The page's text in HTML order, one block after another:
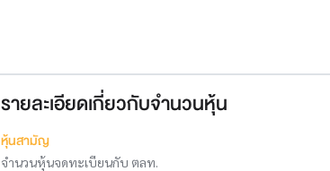
รายละเอียดเกี่ยวกับจำนวนหุ้น
หุ้นสามัญ
จำนวนหุ้นจดทะเบียนกับ ตลท.